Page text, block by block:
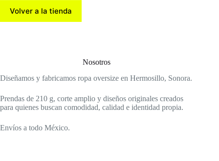
Volver a la tienda
Nosotros
Diseñamos y fabricamos ropa oversize en Hermosillo, Sonora.
Prendas de 210 g, corte amplio y diseños originales creados
para quienes buscan comodidad, calidad e identidad propia.
Envíos a todo México.